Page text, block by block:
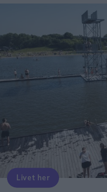
Livet her